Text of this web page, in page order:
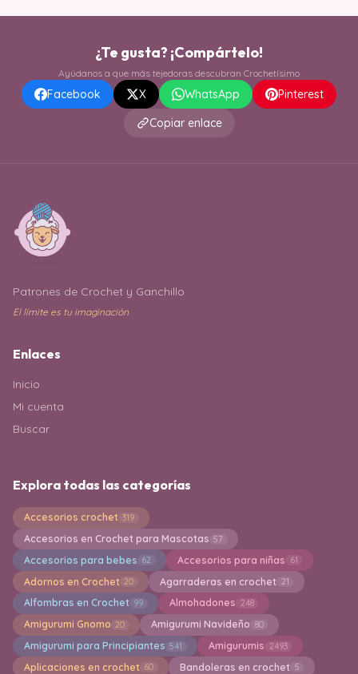
¿Te gusta? ¡Compártelo!
Ayúdanos a que más tejedoras descubran Crochetísimo
Facebook X WhatsApp
Pinterest
Copiar enlace
Patrones de Crochet y Ganchillo
El límite es tu imaginación
Enlaces
Inicio
Mi cuenta
Buscar
Explora todas las categorías
Accesorios crochet 319
Accesorios en Crochet para Mascotas 57
Accesorios para bebes 62 Accesorios para niñas 61
Adornos en Crochet 20 Agarraderas en crochet 21
Alfombras en Crochet 99 Almohadones 248
Amigurumi Gnomo 20 Amigurumi Navideño 80
Amigurumi para Principiantes 541 Amigurumis 2493
Aplicaciones en crochet 60 Bandoleras en crochet 5